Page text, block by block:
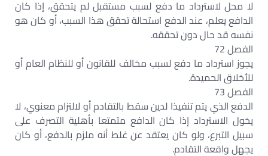
لا محل لاسترداد ما دفع لسبب مستقبل لم يتحقق، إذا كان
الدافع يعلم، عند الدفع استحالة تحقق هذا السبب، أو كان هو
نفسه قد حال دون تحققه.
الفصل 72
يجوز استرداد ما دفع لسبب مخالف للقانون أو للنظام العام أو
للأخلاق الحميدة.
الفصل 73
الدفع الذي يتم تنفيذا لدين سقط بالتقادم أو لالتزام معنوي، لا
يخول الاسترداد إذا كان الدافع متمتعا بأهلية التصرف على
سبيل التبرع، ولو كان يعتقد عن غلط أنه ملزم بالدفع، أو كان
يجهل واقعة التقادم.